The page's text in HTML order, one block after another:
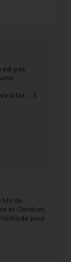
est pas
fait ... 3
Mo de
et Oerlikon,
pour